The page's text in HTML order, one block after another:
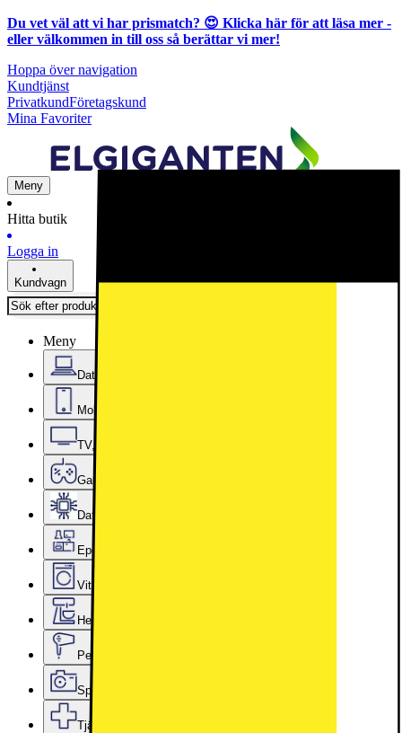
Du vet väl att vi har prismatch? 😍 Klicka här för att läsa mer -
eller välkommen in till oss så berättar vi mer!
Hoppa över navigation
Kundtjänst
PrivatkundFöretagskund
Mina Favoriter
Meny
Hitta butik
Logga in
Kundvagn
Meny
Datorer & Kontor
Mobiler, Tablets & Smartklockor
TV, Ljud & Smart Hem
Gaming
Datorkomponenter
Epoq Kök & Tvättstuga
Vitvaror
Hem, Hushåll & Trädgård
Personvård, Hälsa & Skönhet
Sport & Fritid
Tjänster & Tillbehör